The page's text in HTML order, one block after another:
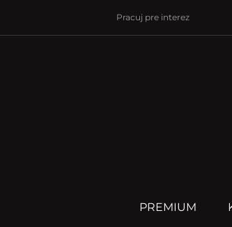
Pracuj pre interez
PREMIUM